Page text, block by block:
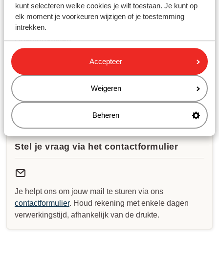
kunt selecteren welke cookies je wilt toestaan. Je kunt op
elk moment je voorkeuren wijzigen of je toestemming
intrekken.
Accepteer
Weigeren
Beheren
ons op hetzelfde nummer ook bellen, houd dan
rekening met langere wachttijden.
Openingstijden:
Maandag t/m vrijdag: 09:00-18:00
Zaterdag: 10:00-17:00
Zondag: gesloten
Bekijk afwijkende openingstijden
Stel je vraag via het contactformulier
Je helpt ons om jouw mail te sturen via ons
contactformulier. Houd rekening met enkele dagen
verwerkingstijd, afhankelijk van de drukte.